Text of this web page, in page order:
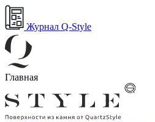
Журнал Q-Style
Главная